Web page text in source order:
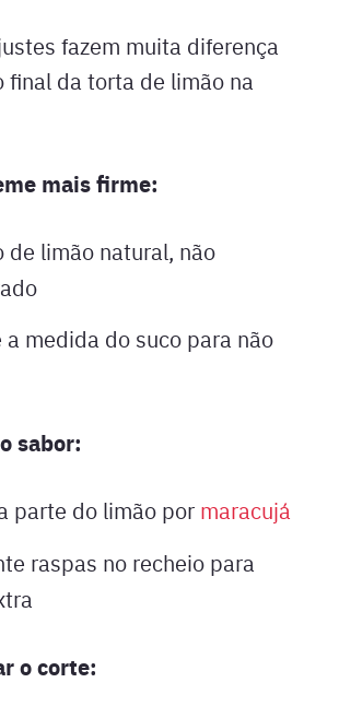
fazem muita diferença
final da torta de limão na
mais firme:
de limão natural, não
a medida do suco para não
sabor:
parte do limão por maracujá
raspas no recheio para
o corte: